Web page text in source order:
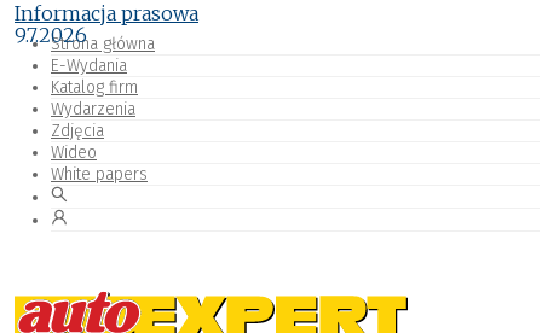
Strona główna
E-Wydania
Katalog firm
Wydarzenia
Zdjęcia
Wideo
White papers
Informacja prasowa
9.7.2026